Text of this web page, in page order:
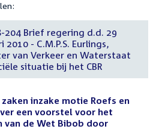
204 Brief regering d.d. 29
2010 - C.M.P.S. Eurlings,
van Verkeer en Waterstaat
situatie bij het CBR
zaken inzake motie Roefs en
een voorstel voor het
van de Wet Bibob door